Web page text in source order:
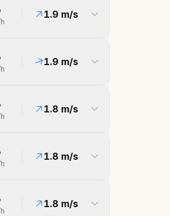
1.9 m/s
1.9 m/s
1.8 m/s
1.8 m/s
1.8 m/s